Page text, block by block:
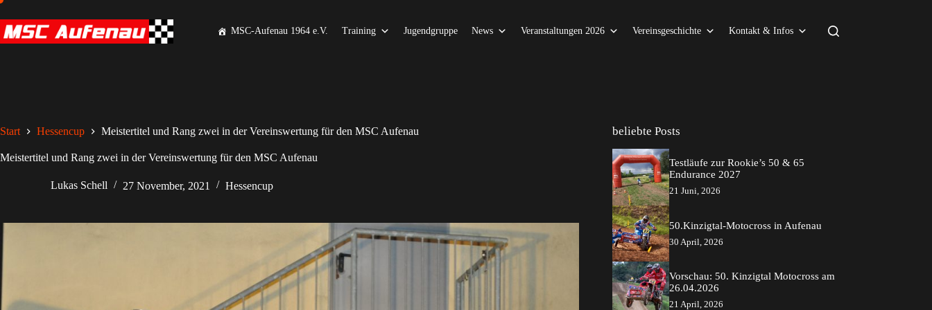
MSC-Aufenau 1964 e.V. Training Jugendgruppe News Veranstaltungen 2026 Vereinsgeschichte Kontakt & Infos
Start Hessencup Meistertitel und Rang zwei in der Vereinswertung für den MSC Aufenau
Meistertitel und Rang zwei in der Vereinswertung für den MSC Aufenau
Lukas Schell 27 November, 2021 Hessencup
beliebte Posts
Testläufe zur Rookie’s 50 & 65
Endurance 2027
21 Juni, 2026
50.Kinzigtal-Motocross in Aufenau
30 April, 2026
Vorschau: 50. Kinzigtal Motocross am
26.04.2026
21 April, 2026